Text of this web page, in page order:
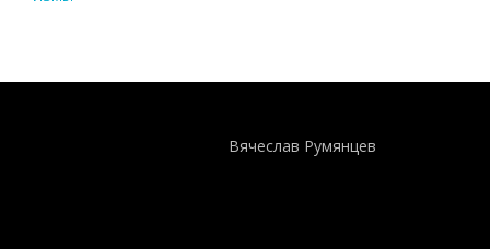
Вячеслав Румянцев